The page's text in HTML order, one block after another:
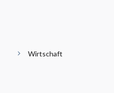
Wirtschaft